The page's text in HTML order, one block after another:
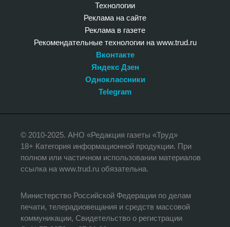
Технологии
Реклама на сайте
Реклама в газете
Рекомендательные технологии на www.trud.ru
Вконтакте
Яндекс Дзен
Одноклассники
Telegram
© 2010-2025. АНО «Редакция газеты «Труд»
18+ Категория информационной продукции. При
полном или частичном использовании материалов
ссылка на www.trud.ru обязательна.
Министерство Российской Федерации по делам
печати, телерадиовещания и средств массовой
коммуникации, Свидетельство о регистрации